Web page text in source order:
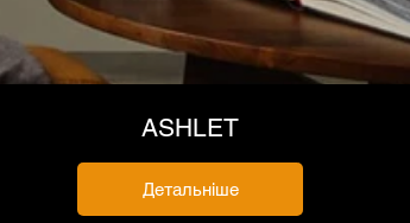
ASHLET
Детальніше